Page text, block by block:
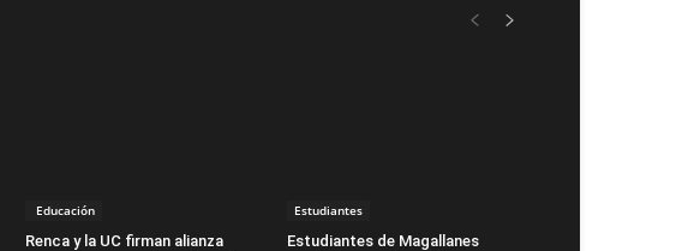
Educación
Renca y la UC firman alianza
Estudiantes
Estudiantes de Magallanes